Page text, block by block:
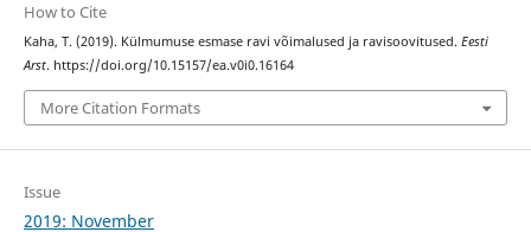
How to Cite
Kaha, T. (2019). Külmumuse esmase ravi võimalused ja ravisoovitused. Eesti
Arst. https://doi.org/10.15157/ea.v0i0.16164
More Citation Formats
Issue
2019: November